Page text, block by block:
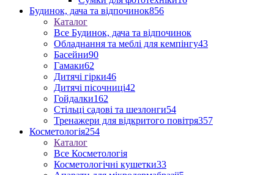
Будинок, дача та відпочинок856
Каталог
Все Будинок, дача та відпочинок
Обладнання та меблі для кемпінгу43
Басейни90
Гамаки62
Дитячі гірки46
Дитячі пісочниці42
Гойдалки162
Стільці садові та шезлонги54
Тренажери для відкритого повітря357
Косметологія254
Каталог
Все Косметологія
Косметологічні кушетки33